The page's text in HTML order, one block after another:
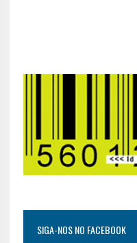
SIGA-NOS NO FACEBOOK